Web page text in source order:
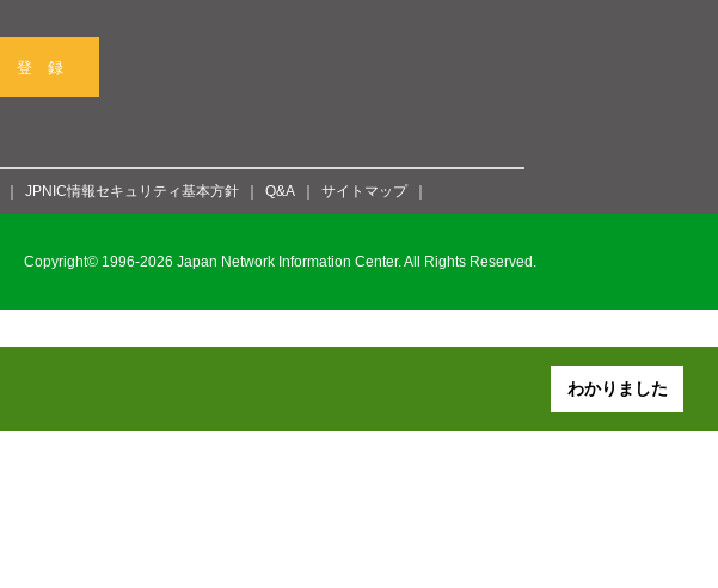
わかりました
登 録
JPNIC情報セキュリティ基本方針 Q&A サイトマップ
Copyright© 1996-2026 Japan Network Information Center. All Rights Reserved.